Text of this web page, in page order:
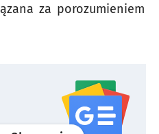
za porozumieniem